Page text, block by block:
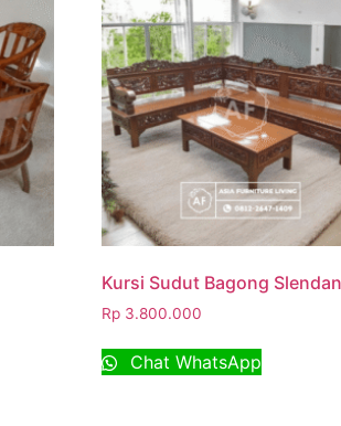
Kursi Sudut Bagong
Rp 3.800.000
Chat WhatsApp